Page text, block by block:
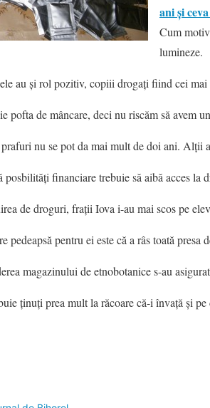
ani şi
Cum
lumineze.
au şi rol pozitiv, copiii drogaţi fiind cei mai
pofta de mâncare, deci nu riscăm să avem
nu se pot da mai mult de doi ani. Alţii
financiare trebuie să aibă acces la
de droguri, fraţii Iova i-au mai scos pe
pedeapsă pentru ei este că a râs toată presa
magazinului de etnobotanice s-au
ţinuţi prea mult la răcoare că-i învaţă şi